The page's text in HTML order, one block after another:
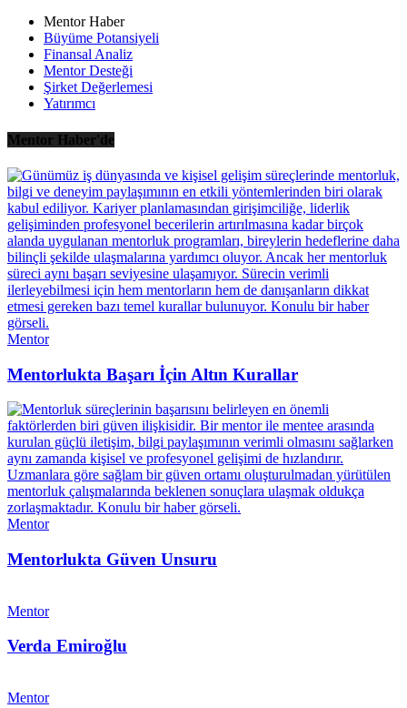
Mentor Haber
Büyüme Potansiyeli
Finansal Analiz
Mentor Desteği
Şirket Değerlemesi
Yatırımcı
Mentor Haber'de
Mentor
Mentorlukta Başarı İçin Altın Kurallar
Mentor
Mentorlukta Güven Unsuru
Mentor
Verda Emiroğlu
Mentor